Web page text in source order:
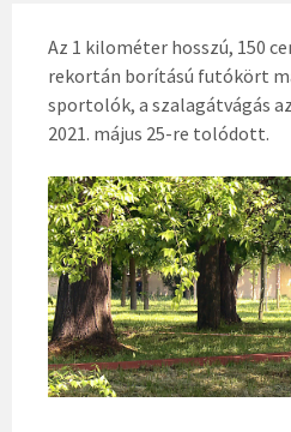
Az 1 kilométer hosszú, 150
rekortán borítású futókört
sportolók, a szalagátvágás
2021. május 25-re tolódott.